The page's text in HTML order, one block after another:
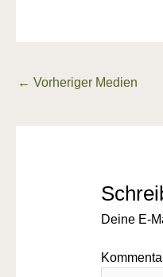
← Vorheriger Medien
Deine E-